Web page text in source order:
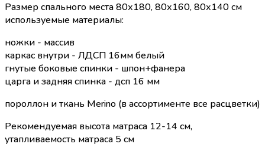
Размер спального места 80х180, 80х160, 80х140 см
используемые материалы:
ножки - массив
каркас внутри - ЛДСП 16мм белый
гнутые боковые спинки - шпон+фанера
царга и задняя спинка - дсп 16 мм
пороллон и ткань Merino (в ассортименте все расцветки)
Рекомендуемая высота матраса 12-14 см,
утапливаемость матраса 5 см